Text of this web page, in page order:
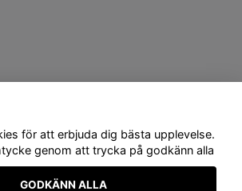
för att erbjuda dig bästa upplevelse.
genom att trycka på godkänn alla
GODKÄNN ALLA